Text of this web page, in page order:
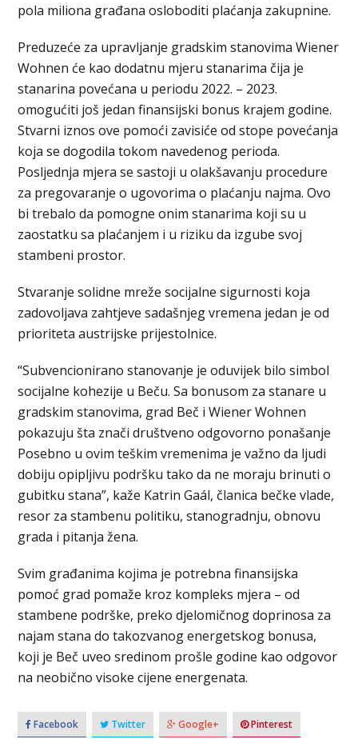
pola miliona građana osloboditi plaćanja zakupnine.
Preduzeće za upravljanje gradskim stanovima Wiener
Wohnen će kao dodatnu mjeru stanarima čija je
stanarina povećana u periodu 2022. – 2023.
omogućiti još jedan finansijski bonus krajem godine.
Stvarni iznos ove pomoći zavisiće od stope povećanja
koja se dogodila tokom navedenog perioda.
Posljednja mjera se sastoji u olakšavanju procedure
za pregovaranje o ugovorima o plaćanju najma. Ovo
bi trebalo da pomogne onim stanarima koji su u
zaostatku sa plaćanjem i u riziku da izgube svoj
stambeni prostor.
Stvaranje solidne mreže socijalne sigurnosti koja
zadovoljava zahtjeve sadašnjeg vremena jedan je od
prioriteta austrijske prijestolnice.
“Subvencionirano stanovanje je oduvijek bilo simbol
socijalne kohezije u Beču. Sa bonusom za stanare u
gradskim stanovima, grad Beč i Wiener Wohnen
pokazuju šta znači društveno odgovorno ponašanje
Posebno u ovim teškim vremenima je važno da ljudi
dobiju opipljivu podršku tako da ne moraju brinuti o
gubitku stana”, kaže Katrin Gaál, članica bečke vlade,
resor za stambenu politiku, stanogradnju, obnovu
grada i pitanja žena.
Svim građanima kojima je potrebna finansijska
pomoć grad pomaže kroz kompleks mjera – od
stambene podrške, preko djelomičnog doprinosa za
najam stana do takozvanog energetskog bonusa,
koji je Beč uveo sredinom prošle godine kao odgovor
na neobično visoke cijene energenata.
Facebook Twitter Google+ Pinterest